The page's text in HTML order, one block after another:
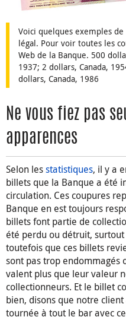
Voici quelques exemples
légal. Pour voir toutes les
Web de la Banque. 500
1937; 2 dollars, Canada,
dollars, Canada, 1986
Ne vous fiez pas
apparences
Selon lesstatistiques, il y a
billets que la Banque a été
circulation. Ces coupures
Banque en est toujours
billets font partie de
été perdu ou détruit,
toutefois que ces billets
sont pas trop endommagés
valent plus que leur valeur
collectionneurs. Et le billet
bien, disons que notre
tournée à tout le bar avec